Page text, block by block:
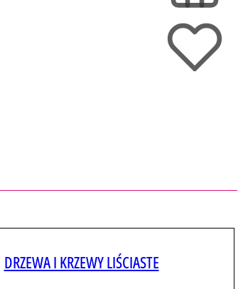
DRZEWA I KRZEWY LIŚCIASTE